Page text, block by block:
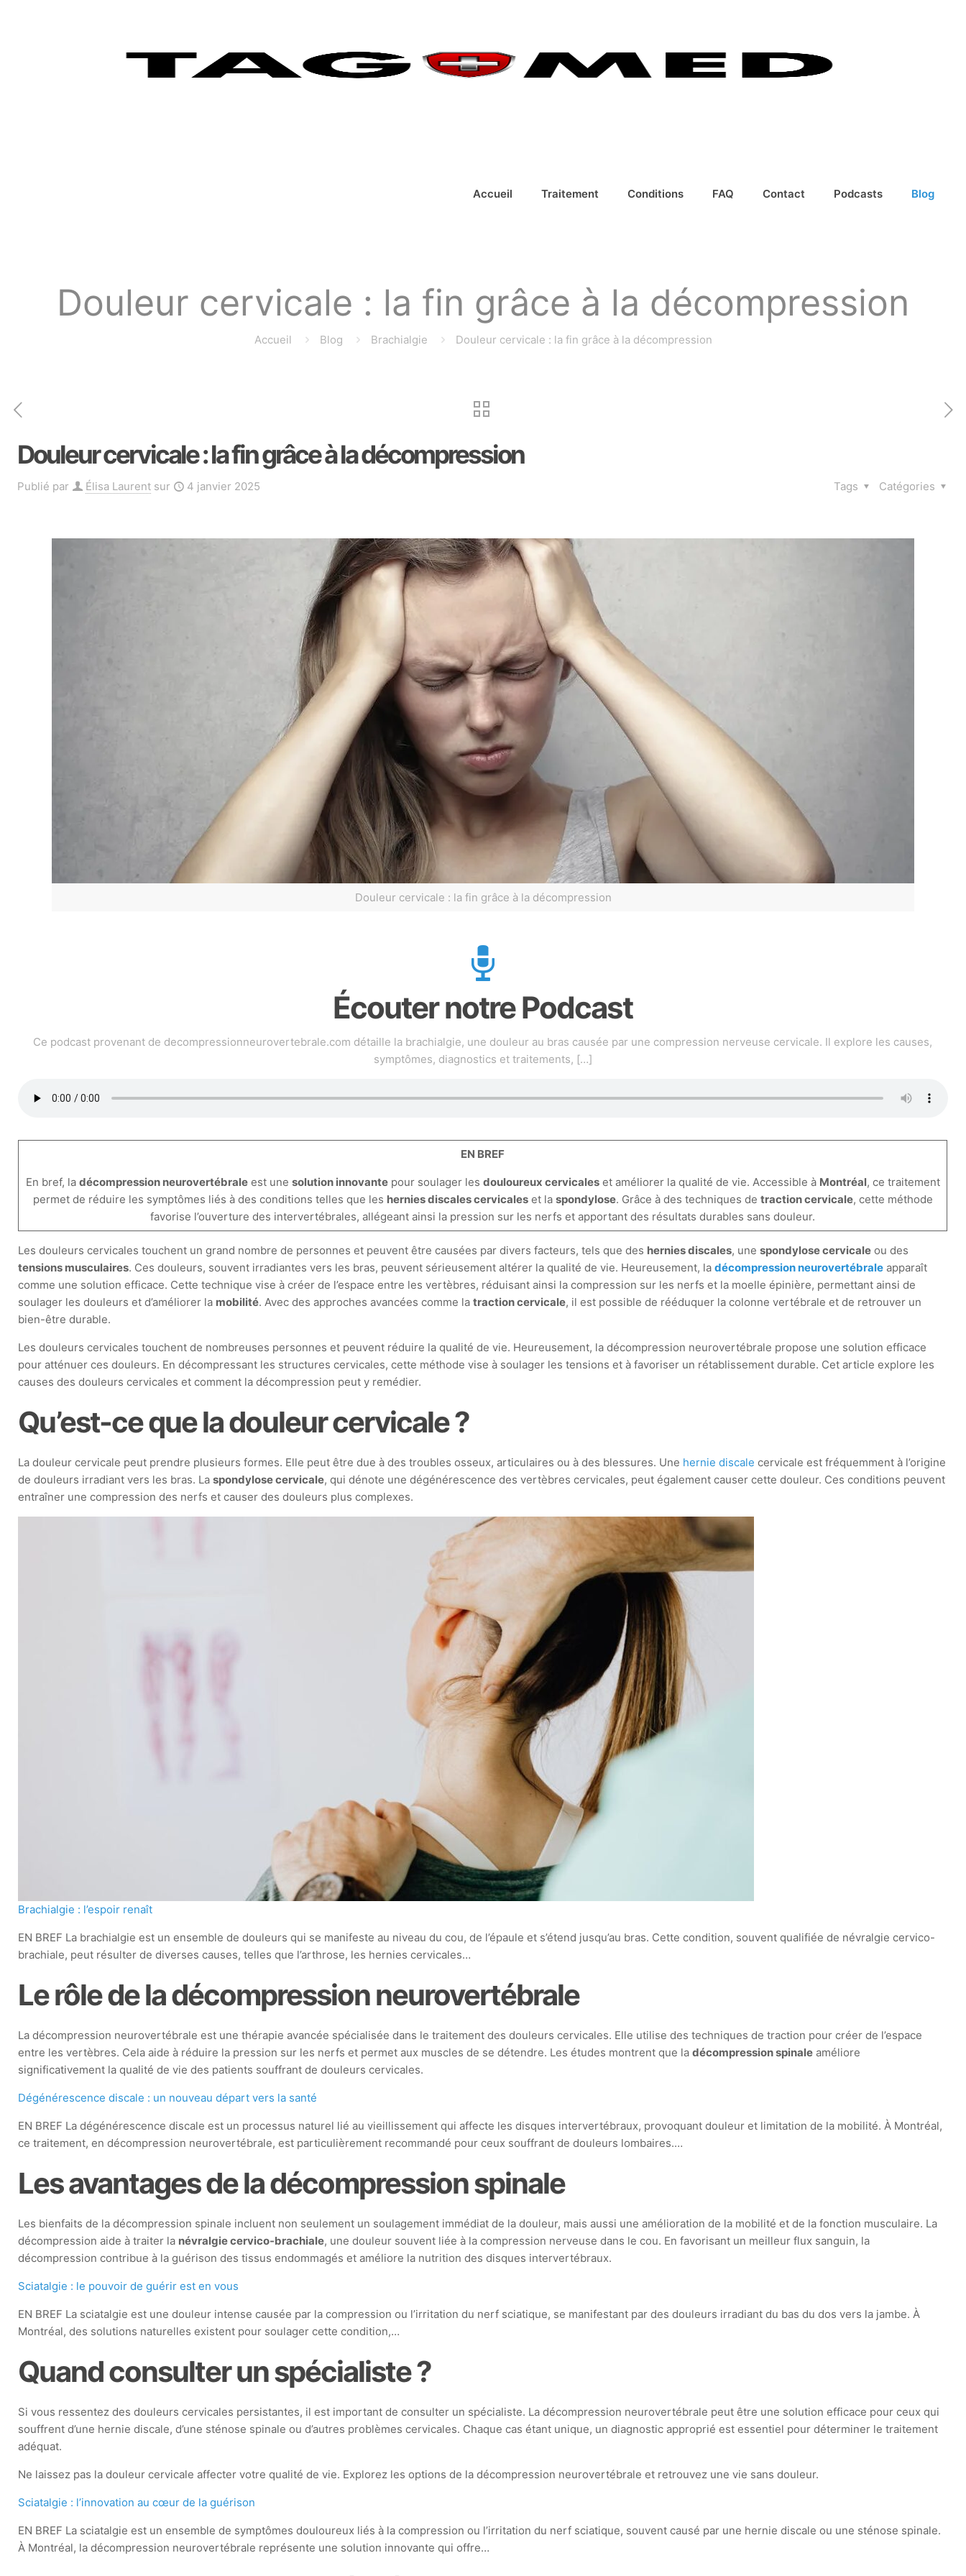
Accueil Traitement Conditions FAQ Contact Podcasts Blog
Douleur cervicale : la fin grâce à la décompression
Accueil Blog Brachialgie Douleur cervicale : la fin grâce à la décompression
Douleur cervicale : la fin grâce à la décompression
Publié par Élisa Laurent sur 4 janvier 2025 Catégories
Tags
Douleur cervicale : la fin grâce à la décompression
Écouter notre Podcast
Ce podcast provenant de decompressionneurovertebrale.com détaille la brachialgie, une douleur au bras causée par une compression nerveuse cervicale. Il explore les causes,
symptômes, diagnostics et traitements, […]
EN BREF
En bref, la décompression neurovertébraleest une solution innovantepour soulager les douloureux cervicaleset améliorer la qualité de vie. Accessible à Montréal, ce traitement
permet de réduire les symptômes liés à des conditions telles que les hernies discales cervicaleset la spondylose. Grâce à des techniques de traction cervicale, cette méthode
favorise l’ouverture des intervertébrales, allégeant ainsi la pression sur les nerfs et apportant des résultats durables sans douleur.
Les douleurs cervicales touchent un grand nombre de personnes et peuvent être causées par divers facteurs, tels que des hernies discales, unespondylose cervicale ou des
tensions musculaires. Ces douleurs, souvent irradiantes vers les bras, peuvent sérieusement altérer la qualité de vie. Heureusement, ladécompression neurovertébrale apparaît
comme une solution efficace. Cette technique vise à créer de l’espace entre les vertèbres, réduisant ainsi la compression sur les nerfs et la moelle épinière, permettant ainsi de
soulager les douleurs et d’améliorer la mobilité. Avec des approches avancées comme latraction cervicale, il est possible de rééduquer la colonne vertébrale et de retrouver un
bien-être durable.
Les douleurs cervicales touchent de nombreuses personnes et peuvent réduire la qualité de vie. Heureusement, la décompression neurovertébrale propose une solution efficace
pour atténuer ces douleurs. En décompressant les structures cervicales, cette méthode vise à soulager les tensions et à favoriser un rétablissement durable. Cet article explore les
causes des douleurs cervicales et comment la décompression peut y remédier.
Qu’est-ce que la douleur cervicale ?
La douleur cervicale peut prendre plusieurs formes. Elle peut être due à des troubles osseux, articulaires ou à des blessures. Une hernie discale cervicale est fréquemment à l’origine
de douleurs irradiant vers les bras. Laspondylose cervicale, qui dénote une dégénérescence des vertèbres cervicales, peut également causer cette douleur. Ces conditions peuvent
entraîner une compression des nerfs et causer des douleurs plus complexes.
Brachialgie : l’espoir renaît
EN BREF La brachialgie est un ensemble de douleurs qui se manifeste au niveau du cou, de l’épaule et s’étend jusqu’au bras. Cette condition, souvent qualifiée de névralgie cervico-
brachiale, peut résulter de diverses causes, telles que l’arthrose, les hernies cervicales…
Le rôle de la décompression neurovertébrale
La décompression neurovertébrale est une thérapie avancée spécialisée dans le traitement des douleurs cervicales. Elle utilise des techniques de traction pour créer de l’espace
entre les vertèbres. Cela aide à réduire la pression sur les nerfs et permet aux muscles de se détendre. Les études montrent que ladécompression spinale améliore
significativement la qualité de vie des patients souffrant de douleurs cervicales.
Dégénérescence discale : un nouveau départ vers la santé
EN BREF La dégénérescence discale est un processus naturel lié au vieillissement qui affecte les disques intervertébraux, provoquant douleur et limitation de la mobilité. À Montréal,
ce traitement, en décompression neurovertébrale, est particulièrement recommandé pour ceux souffrant de douleurs lombaires.…
Les avantages de la décompression spinale
Les bienfaits de la décompression spinale incluent non seulement un soulagement immédiat de la douleur, mais aussi une amélioration de la mobilité et de la fonction musculaire. La
décompression aide à traiter la névralgie cervico-brachiale, une douleur souvent liée à la compression nerveuse dans le cou. En favorisant un meilleur flux sanguin, la
décompression contribue à la guérison des tissus endommagés et améliore la nutrition des disques intervertébraux.
Sciatalgie : le pouvoir de guérir est en vous
EN BREF La sciatalgie est une douleur intense causée par la compression ou l’irritation du nerf sciatique, se manifestant par des douleurs irradiant du bas du dos vers la jambe. À
Montréal, des solutions naturelles existent pour soulager cette condition,…
Quand consulter un spécialiste ?
Si vous ressentez des douleurs cervicales persistantes, il est important de consulter un spécialiste. La décompression neurovertébrale peut être une solution efficace pour ceux qui
souffrent d’une hernie discale, d’une sténose spinale ou d’autres problèmes cervicales. Chaque cas étant unique, un diagnostic approprié est essentiel pour déterminer le traitement
adéquat.
Ne laissez pas la douleur cervicale affecter votre qualité de vie. Explorez les options de la décompression neurovertébrale et retrouvez une vie sans douleur.
Sciatalgie : l’innovation au cœur de la guérison
EN BREF La sciatalgie est un ensemble de symptômes douloureux liés à la compression ou l’irritation du nerf sciatique, souvent causé par une hernie discale ou une sténose spinale.
À Montréal, la décompression neurovertébrale représente une solution innovante qui offre…